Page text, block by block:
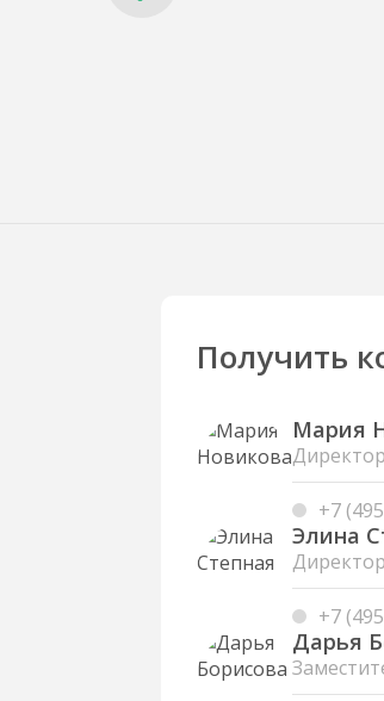
Получить
Мария
Директор
+7
Элина
Директор
+7
Дарья